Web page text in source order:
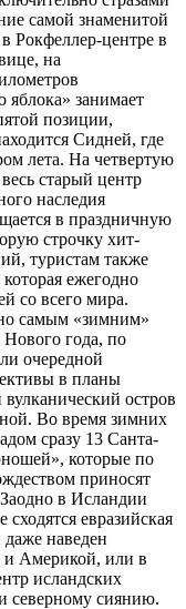
самой знаменитой
Рокфеллер-центре в
на
занимает
позиции,
Сидней, где
лета. На четвертую
старый центр
наследия
в праздничную
строчку хит-
туристам также
ежегодно
со всего мира.
самым «зимним»
Нового года, по
очередной
в планы
остров
Во время зимних
сразу 13 Санта-
которые по
приносят
в Исландии
евразийская
наведен
и Америкой, или в
исландских
северному сиянию.